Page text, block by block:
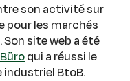
son activité sur
pour les marchés
site web a été
Büroqui a réussi le
industriel BtoB.